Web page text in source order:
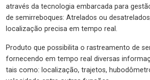
através da tecnologia embarcada para
de semirreboques: Atrelados ou
localização precisa em tempo real.
Produto que possibilita o rastreamento de
fornecendo em tempo real diversas
tais como: localização, trajetos,